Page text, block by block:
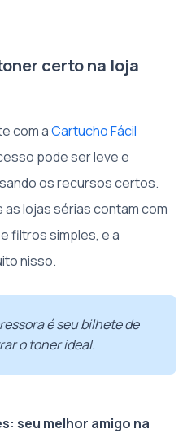
certo na loja
com aCartucho Fácil
pode ser leve e
os recursos certos.
lojas sérias contam com
filtros simples, e a
nisso.
é seu bilhete de
o toner ideal.
seu melhor amigo na